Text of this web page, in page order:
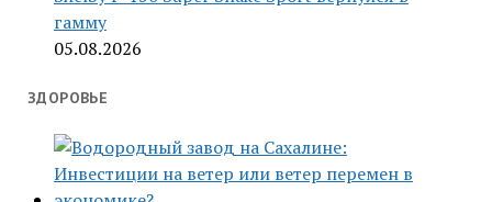
гамму
05.08.2026
ЗДОРОВЬЕ